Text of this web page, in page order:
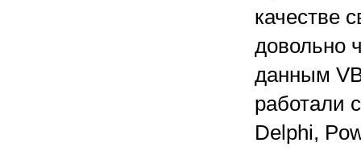
качестве
довольно
данным
работали
Delphi,